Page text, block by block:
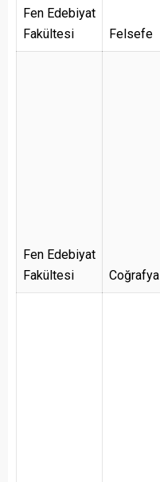
Fen Edebiyat
Fakültesi
Felsefe
Fen Edebiyat
Fakültesi
Coğrafya